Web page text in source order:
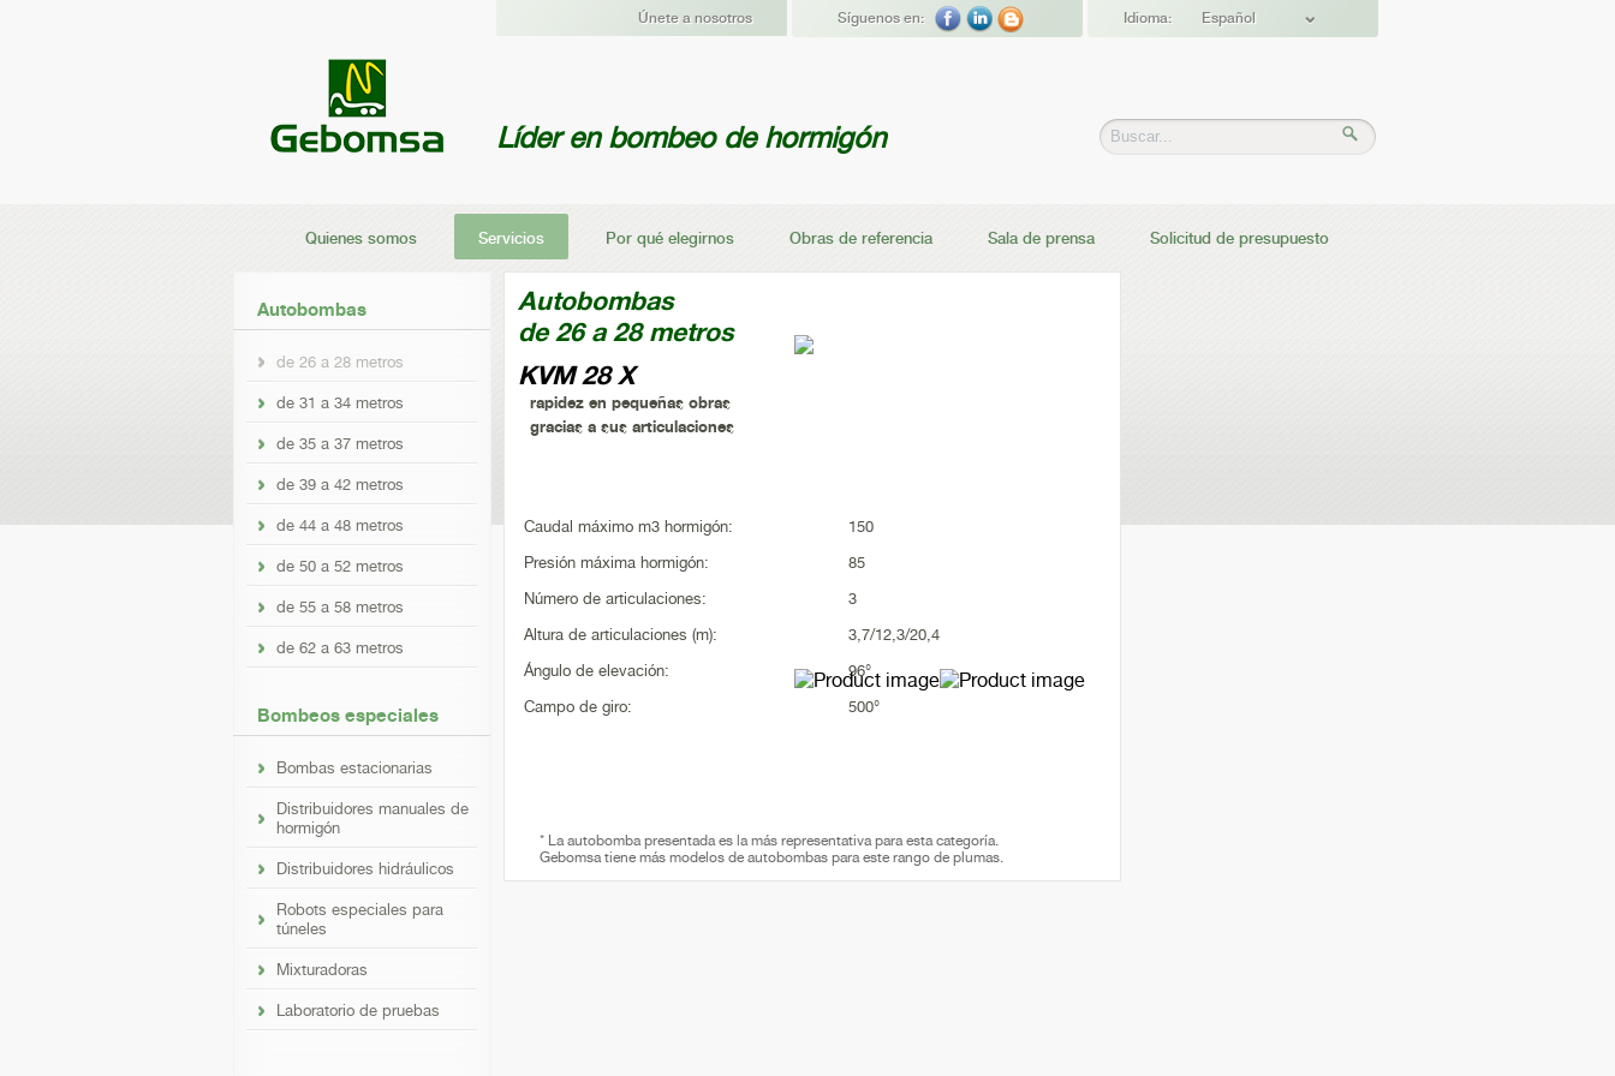
Únete a nosotros Síguenos en: Idioma: Español
Líder en bombeo de hormigón
Quienes somos Servicios Por qué elegirnos Obras de referencia Sala de prensa Solicitud de presupuesto
Autobombas
de 26 a 28 metros
de 31 a 34 metros
de 35 a 37 metros
de 39 a 42 metros
de 44 a 48 metros
de 50 a 52 metros
de 55 a 58 metros
de 62 a 63 metros
Bombeos especiales
Bombas estacionarias
Distribuidores manuales de
hormigón
Distribuidores hidráulicos
Robots especiales para
túneles
Mixturadoras
Laboratorio de pruebas
Autobombas
de 26 a 28 metros
KVM 28 X
rapidez en pequeñas obras
gracias a sus articulaciones
Caudal máximo m3 hormigón:
Presión máxima hormigón:
Número de articulaciones:
Altura de articulaciones (m):
Ángulo de elevación:
Campo de giro:
150
85
3
3,7/12,3/20,4
96°
500°
* La autobomba presentada es la más representativa para esta categoría.
Gebomsa tiene más modelos de autobombas para este rango de plumas.